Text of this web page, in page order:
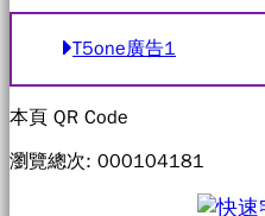
T5one廣告1
本頁 QR Code
瀏覽總次: 000104181